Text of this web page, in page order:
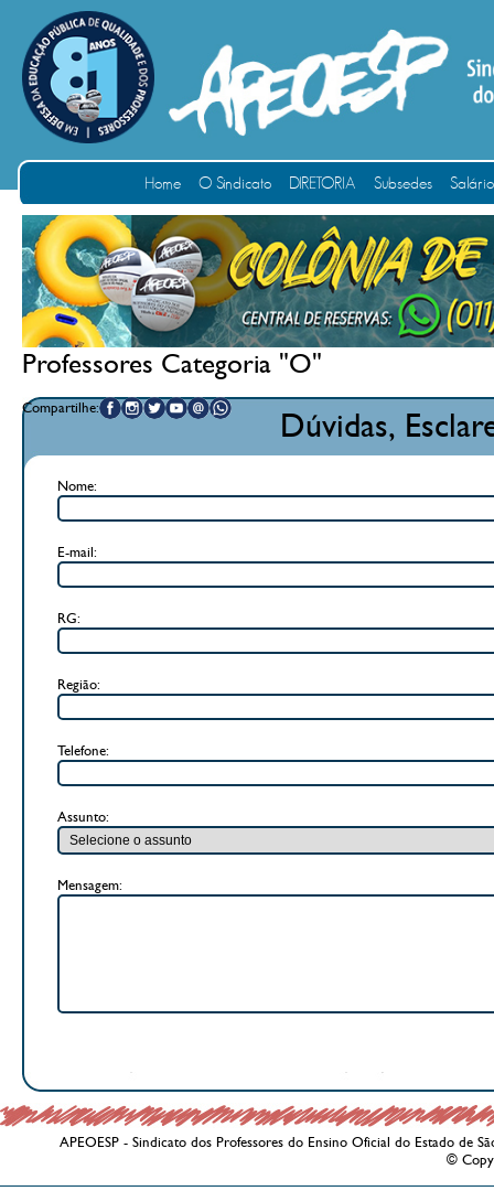
Home O Sindicato DIRETORIA Subsedes
Professores Categoria "O"
Compartilhe: Dúvidas,
Nome:
E-mail:
RG:
Região:
Telefone:
Assunto:
Mensagem:
APEOESP - Sindicato dos Professores do Ensino Oficial do Estado de
©